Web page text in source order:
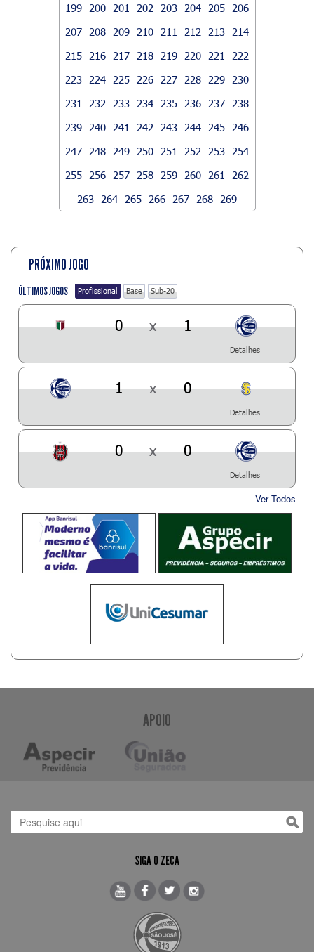
199
200 201 202 203 204 205
206
207
208 209 210 211 212 213
214
215
216 217 218 219 220 221
222
223
224 225 226 227 228 229
230
231
232 233 234 235 236 237
238
239
240 241 242 243 244 245
246
247
248 249 250 251 252 253
254
255
256 257 258 259 260 261
262
263
264 265 266 267 268 269
PRÓXIMO JOGO
ÚLTIMOS JOGOS Profissional Base Sub-20
0 x 1
Detalhes
1 x 0
Detalhes
0 x 0
Detalhes
Ver Todos
APOIO
SIGA O ZECA